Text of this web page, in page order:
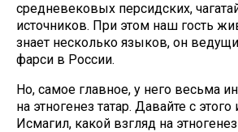
средневековых персидских,
источников. При этом наш гость
знает несколько языков, он
фарси в России.
Но, самое главное, у него весьма
на этногенез татар. Давайте с этого
Исмагил, какой взгляд на